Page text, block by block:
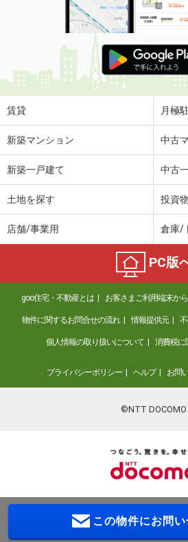
賃貸 月極
新築マンション 中古
新築一戸建て 中古
土地を探す 投資
店舗/事業用 倉庫/
PC版
goo住宅・不動産とは お客さまご利用端末か
物件に関するお問合せの流れ 情報提供元
個人情報の取り扱いについて 消費税に
プライバシーポリシー ヘルプ お問
©NTT DOCOMO
この物件にお問